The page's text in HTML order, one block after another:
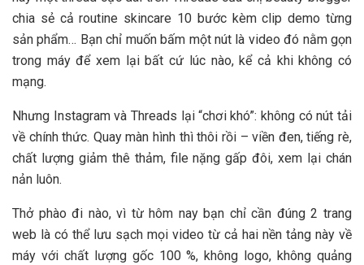
chia sẻ cả routine skincare 10 bước kèm clip demo từng
sản phẩm… Bạn chỉ muốn bấm một nút là video đó nằm gọn
trong máy để xem lại bất cứ lúc nào, kể cả khi không có
mạng.
Nhưng Instagram và Threads lại “chơi khó”: không có nút tải
về chính thức. Quay màn hình thì thôi rồi – viền đen, tiếng rè,
chất lượng giảm thê thảm, file nặng gấp đôi, xem lại chán
nản luôn.
Thở phào đi nào, vì từ hôm nay bạn chỉ cần đúng 2 trang
web là có thể lưu sạch mọi video từ cả hai nền tảng này về
máy với chất lượng gốc 100 %, không logo, không quảng